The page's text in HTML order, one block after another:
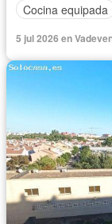
Cocina equipada
5 jul 2026 en